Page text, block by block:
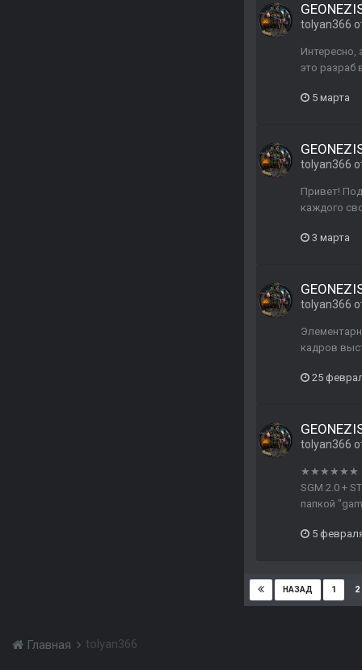
tolyan366
Интересно,
это разраб
5 марта
tolyan366
Привет!
каждого
3 марта
tolyan366
кадров
25
tolyan366
★★★★★★ ★
SGM 2.0 +
папкой
5
НАЗАД 1 2
Главная tolyan366